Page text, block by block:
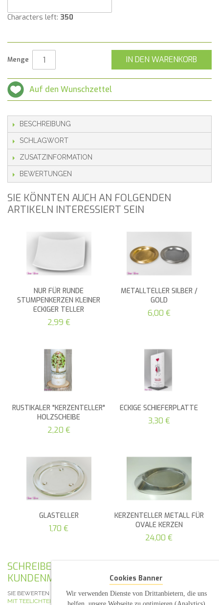
Characters left: 350
Menge IN DEN WARENKORB
Auf den Wunschzettel
BESCHREIBUNG
SCHLAGWORT
ZUSATZINFORMATION
BEWERTUNGEN
SIE KÖNNTEN AUCH AN FOLGENDEN
ARTIKELN INTERESSIERT SEIN
NUR FÜR RUNDE
STUMPENKERZEN KLEINER
ECKIGER TELLER
2,99 €
METALLTELLER SILBER /
GOLD
6,00 €
RUSTIKALER "KERZENTELLER"
HOLZSCHEIBE
2,20 €
ECKIGE SCHIEFERPLATTE
3,30 €
GLASTELLER
1,70 €
KERZENTELLER METALL FÜR
OVALE KERZEN
24,00 €
SCHREIBEN SIE IHRE EIGENE
KUNDENMEINUNG
SIE BEWERTEN DEN ARTIKEL:HOCHZEITSKERZE "HERZBAUM MIT PAAR"
MIT TEELICHTEINSATZ
Cookies Banner
Wir verwenden Dienste von Drittanbietern, die uns
helfen, unsere Webseite zu optimieren (Analytics)